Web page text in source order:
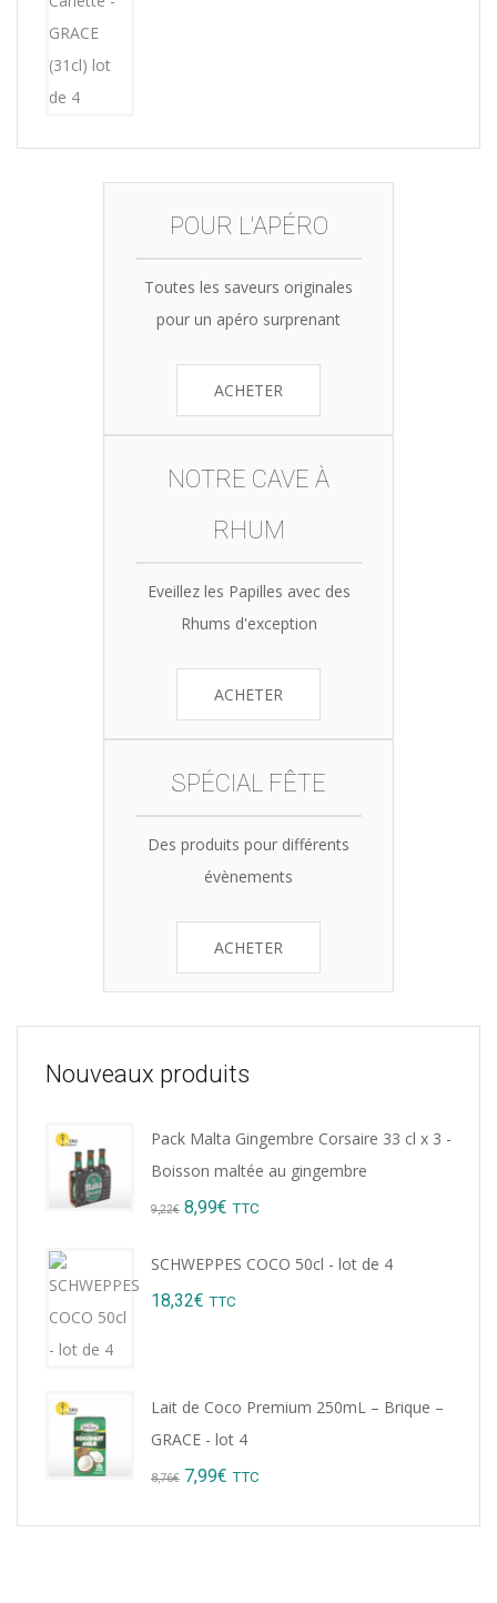
POUR L'APÉRO
Toutes les saveurs originales
pour un apéro surprenant
ACHETER
NOTRE CAVE À
RHUM
Eveillez les Papilles avec des
Rhums d'exception
ACHETER
SPÉCIAL FÊTE
Des produits pour différents
évènements
ACHETER
Nouveaux produits
Pack Malta Gingembre Corsaire 33 cl x 3 -
Boisson maltée au gingembre
9,22€ Original
8,99€ Current
TTC
SCHWEPPES COCO 50cl - lot de 4
18,32€ TTC
Lait de Coco Premium 250mL – Brique –
GRACE - lot 4
8,76€ Original
7,99€ Current
TTC